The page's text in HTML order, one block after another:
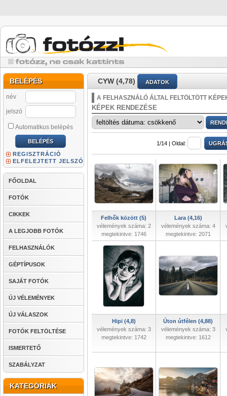
BELÉPÉS
név
jelszó
Automatikus belépés
REGISZTRÁCIÓ
ELFELEJTETT JELSZÓ
FŐOLDAL
FOTÓK
CIKKEK
A LEGJOBB FOTÓK
FELHASZNÁLÓK
GÉPTÍPUSOK
SAJÁT FOTÓK
ÚJ VÉLEMÉNYEK
ÚJ VÁLASZOK
FOTÓK FELTÖLTÉSE
ISMERTETŐ
SZABÁLYZAT
KATEGÓRIÁK
CYW (4,78) ADATOK
A FELHASZNÁLÓ ÁLTAL FELTÖLTÖTT
KÉPEK RENDEZÉSE
1/14 | Oldal:
Felhők között (5)
vélemények száma: 2
megtekintve: 1746
Lara (4,16)
vélemények száma: 4
megtekintve: 2071
Hipi (4,8)
vélemények száma: 3
megtekintve: 1742
Úton útfélen (4,88)
vélemények száma: 3
megtekintve: 1612